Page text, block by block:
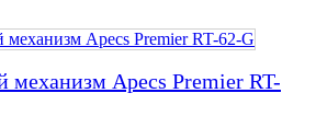
механизм Apecs Premier RT-